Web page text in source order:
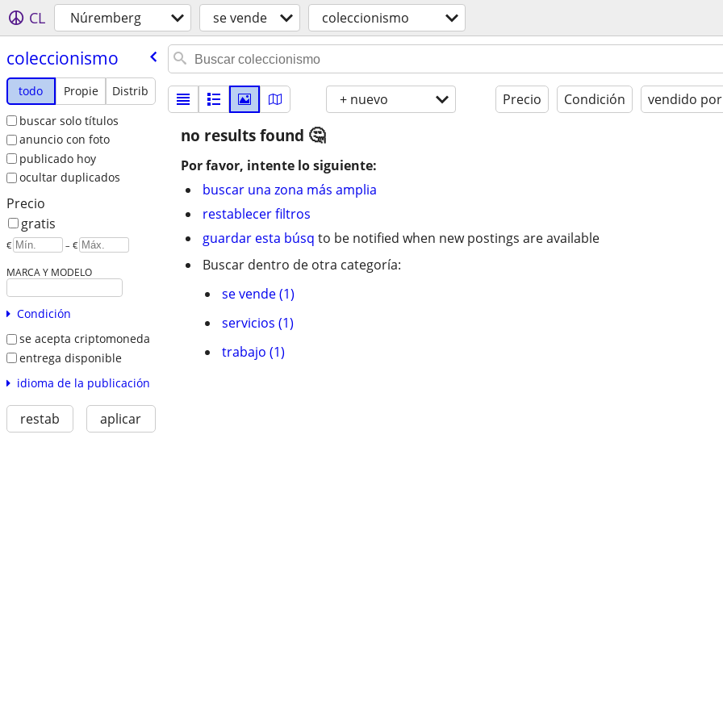
CL Núremberg se vende coleccionismo
coleccionismo
todo Propie
Distrib
buscar solo títulos
anuncio con foto
publicado hoy
ocultar duplicados
Precio
gratis
€ – €
MARCA Y MODELO
Condición
se acepta criptomoneda
entrega disponible
idioma de la publicación
restab aplicar
+ nuevo Precio Condición vendido por
no results found
Por favor, intente lo siguiente:
buscar una zona más amplia
restablecer filtros
guardar esta búsq to be notified when new postings are available
Buscar dentro de otra categoría:
se vende (1)
servicios (1)
trabajo (1)